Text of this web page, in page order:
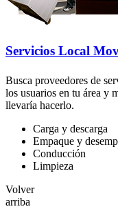
Servicios Local
Busca proveedores de
los usuarios en tu área y
llevaría hacerlo.
Carga y descarga
Empaque y
Conducción
Limpieza
Volver
arriba